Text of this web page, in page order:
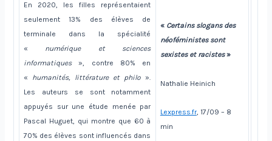
«Certains slogans des
néoféministes sont
sexistes et racistes»
Nathalie Heinich
Lexpress.fr, 17/09 – 8
min
En 2020, les filles représentaient
seulement 13% des élèves de
terminale dans la spécialité
« numérique et sciences
informatiques», contre 80% en
« humanités, littérature et philo».
Les auteurs se sont notamment
appuyés sur une étude menée par
Pascal Huguet, qui montre que 60 à
70% des élèves sont influencés dans